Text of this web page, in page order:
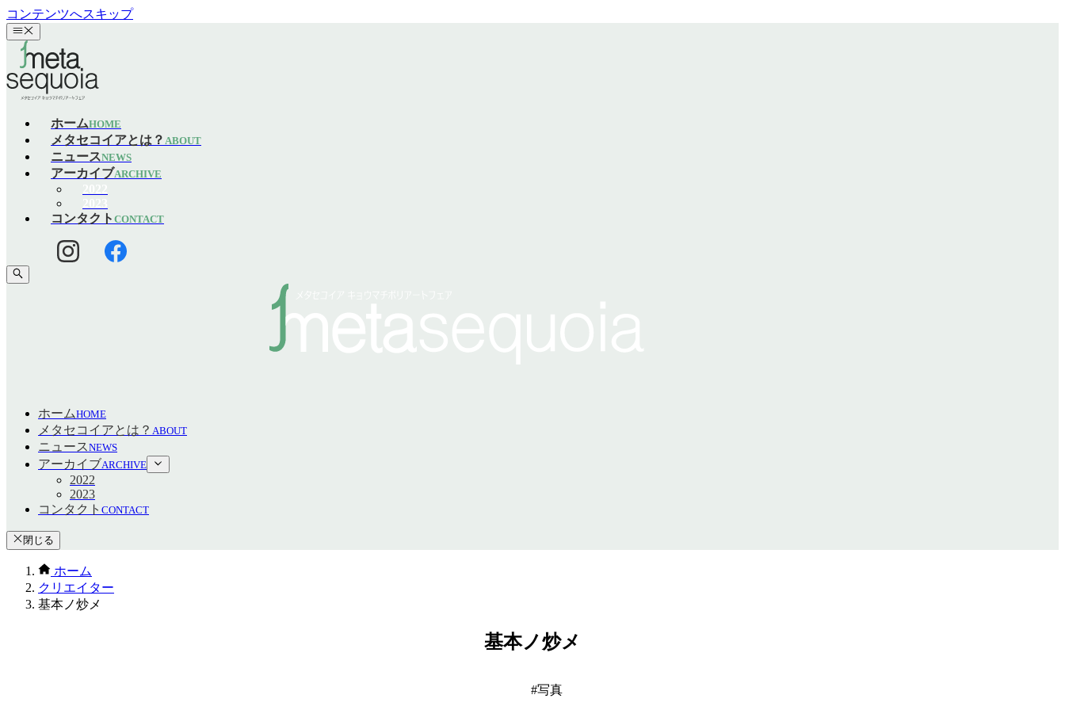
コンテンツへスキップ
ホームHOME
メタセコイアとは？ ABOUT
ニュースNEWS
アーカイブARCHIVE
コンタクト CONTACT
ホームHOME
メタセコイアとは？ ABOUT
ニュース NEWS
アーカイブARCHIVE
2022
2023
コンタクト CONTACT
閉じる
ホーム
クリエイター
基本ノ炒メ
基本ノ炒メ
写真